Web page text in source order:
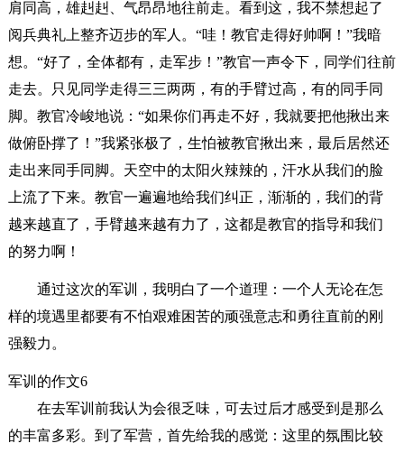
肩同高，雄赳赳、气昂昂地往前走。看到这，我不禁想起了
阅兵典礼上整齐迈步的军人。“哇！教官走得好帅啊！”我暗
想。“好了，全体都有，走军步！”教官一声令下，同学们往前
走去。只见同学走得三三两两，有的手臂过高，有的同手同
脚。教官冷峻地说：“如果你们再走不好，我就要把他揪出来
做俯卧撑了！”我紧张极了，生怕被教官揪出来，最后居然还
走出来同手同脚。天空中的太阳火辣辣的，汗水从我们的脸
上流了下来。教官一遍遍地给我们纠正，渐渐的，我们的背
越来越直了，手臂越来越有力了，这都是教官的指导和我们
的努力啊！
通过这次的军训，我明白了一个道理：一个人无论在怎
样的境遇里都要有不怕艰难困苦的顽强意志和勇往直前的刚
强毅力。
军训的作文6
在去军训前我认为会很乏味，可去过后才感受到是那么
的丰富多彩。到了军营，首先给我的感觉：这里的氛围比较